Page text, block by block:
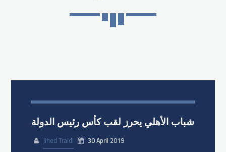
شباب الأهلي يحرز لقب كأس رئيس الدولة
Jihed Traidi
30 April 2019